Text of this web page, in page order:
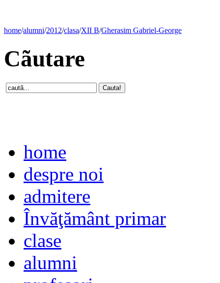
home/alumni/2012/clasa/XII B/Gherasim Gabriel-George
Cãutare
home
despre noi
admitere
Învăţământ primar
clase
alumni